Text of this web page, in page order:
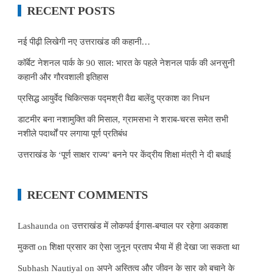
RECENT POSTS
नई पीढ़ी लिखेगी नए उत्तराखंड की कहानी…
कॉर्बेट नेशनल पार्क के 90 साल: भारत के पहले नेशनल पार्क की अनसुनी
कहानी और गौरवशाली इतिहास
प्रसिद्ध आयुर्वेद चिकित्सक पद्मश्री वैद्य बालेंदु प्रकाश का निधन
डाटमीर बना नशामुक्ति की मिसाल, ग्रामसभा ने शराब-चरस समेत सभी
नशीले पदार्थों पर लगाया पूर्ण प्रतिबंध
उत्तराखंड के ‘पूर्ण साक्षर राज्य’ बनने पर केंद्रीय शिक्षा मंत्री ने दी बधाई
RECENT COMMENTS
Lashaunda onउत्तराखंड में लोकपर्व ईगास-बग्वाल पर रहेगा अवकाश
मुकताonशिक्षा प्रसार का ऐसा जुनून प्रताप भैया में ही देखा जा सकता था
Subhash Nautiyal on अपने अस्तित्व और जीवन के सार को बचाने के